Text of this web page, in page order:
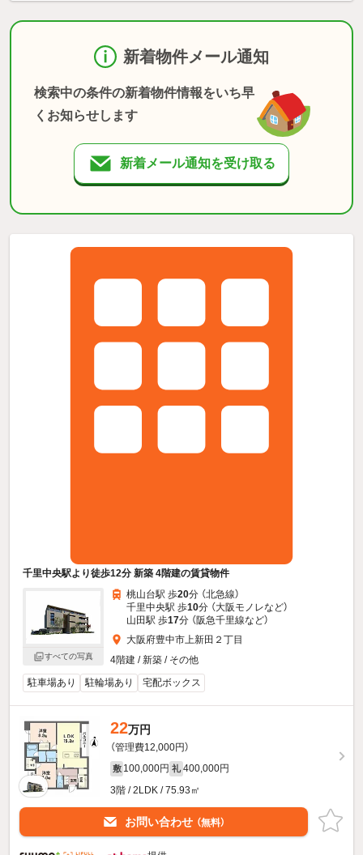
新着物件メール通知
検索中の条件の新着物件情報をいち早
くお知らせします
新着メール通知を受け取る
千里中央駅より徒歩12分 新築 4階建の賃貸物件
すべての写真
桃山台駅 歩20分 （北急線）
千里中央駅 歩10分 （大阪モノレなど）
山田駅 歩17分 （阪急千里線など）
大阪府豊中市上新田２丁目
4階建 / 新築 / その他
駐車場あり
駐輪場あり 宅配ボックス
22万円
（管理費12,000円）
敷 100,000円 礼 400,000円
3階 / 2LDK / 75.93㎡
お問い合わせ （無料）